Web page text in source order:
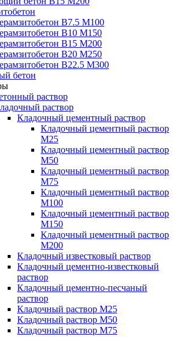
В7.5 М100
В10 М150
В15 М200
В20 М250
В22.5 М300
бетон
раствор
раствор
Кладочный цементный раствор
Кладочный цементный раствор
М25
Кладочный цементный раствор
М50
Кладочный цементный раствор
М75
Кладочный цементный раствор
М100
Кладочный цементный раствор
М150
Кладочный цементный раствор
М200
Кладочный известковый раствор
Кладочный цементно-известковый
раствор
Кладочный цементно-песчаный
раствор
Кладочный раствор М25
Кладочный раствор М50
Кладочный раствор М75